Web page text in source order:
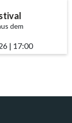
dem
| 17:00